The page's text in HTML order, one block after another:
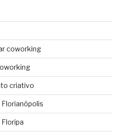
coworking
criativo